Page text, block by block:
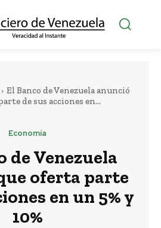
El Banco de Venezuela anunció
de sus acciones en...
Economía
de Venezuela
oferta parte
en un 5% y
10%